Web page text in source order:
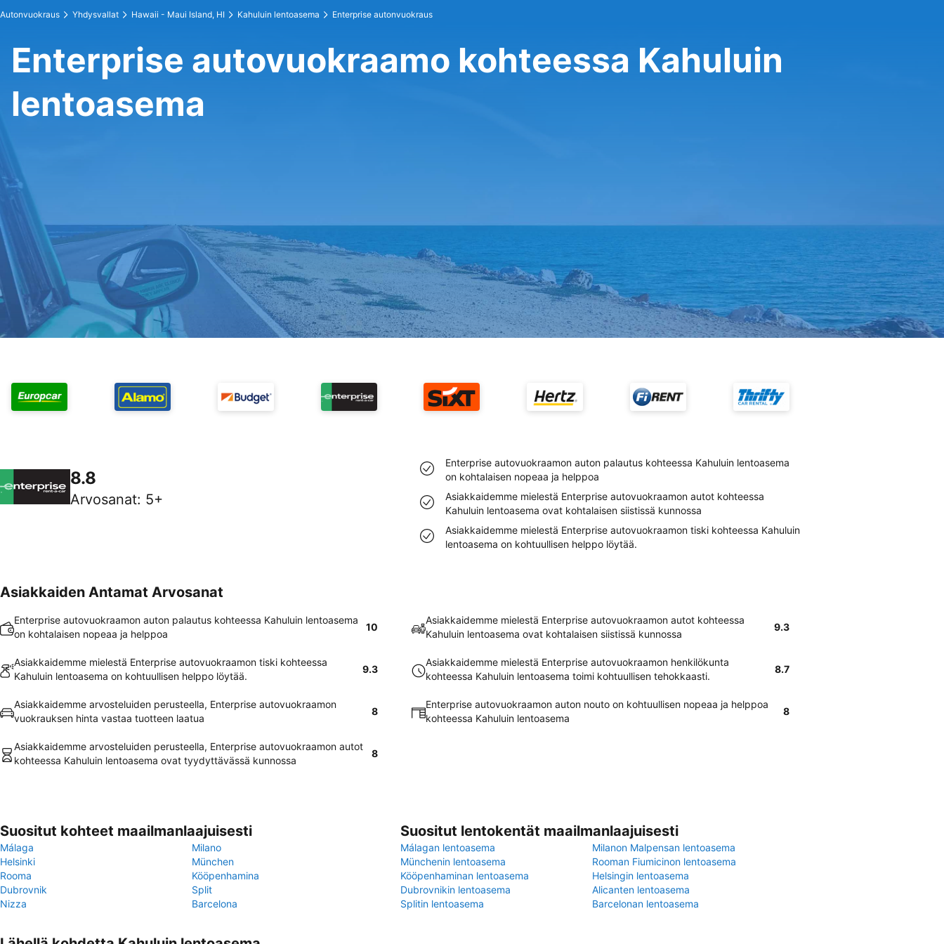
Autonvuokraus Yhdysvallat Hawaii - Maui Island, HI Kahuluin lentoasema Enterprise autonvuokraus
Enterprise autovuokraamo kohteessa Kahuluin
lentoasema
8.8
Arvosanat: 5+
Enterprise autovuokraamon auton palautus kohteessa Kahuluin lentoasema
on kohtalaisen nopeaa ja helppoa
Asiakkaidemme mielestä Enterprise autovuokraamon autot kohteessa
Kahuluin lentoasema ovat kohtalaisen siistissä kunnossa
Asiakkaidemme mielestä Enterprise autovuokraamon tiski kohteessa Kahuluin
lentoasema on kohtuullisen helppo löytää.
Asiakkaiden Antamat Arvosanat
Enterprise autovuokraamon auton palautus kohteessa Kahuluin lentoasema
on kohtalaisen nopeaa ja helppoa
10
Asiakkaidemme mielestä Enterprise autovuokraamon autot kohteessa
Kahuluin lentoasema ovat kohtalaisen siistissä kunnossa
9.3
Asiakkaidemme mielestä Enterprise autovuokraamon tiski kohteessa
Kahuluin lentoasema on kohtuullisen helppo löytää.
9.3
Asiakkaidemme mielestä Enterprise autovuokraamon henkilökunta
kohteessa Kahuluin lentoasema toimi kohtuullisen tehokkaasti.
8.7
Asiakkaidemme arvosteluiden perusteella, Enterprise autovuokraamon
vuokrauksen hinta vastaa tuotteen laatua
8
Enterprise autovuokraamon auton nouto on kohtuullisen nopeaa ja helppoa
kohteessa Kahuluin lentoasema
8
Asiakkaidemme arvosteluiden perusteella, Enterprise autovuokraamon autot
kohteessa Kahuluin lentoasema ovat tyydyttävässä kunnossa
8
Suositut kohteet maailmanlaajuisesti
Málaga
Milano
Helsinki
München
Rooma
Kööpenhamina
Dubrovnik
Split
Nizza
Barcelona
Suositut lentokentät maailmanlaajuisesti
Málagan lentoasema
Milanon Malpensan lentoasema
Münchenin lentoasema
Rooman Fiumicinon lentoasema
Kööpenhaminan lentoasema
Helsingin lentoasema
Dubrovnikin lentoasema
Alicanten lentoasema
Splitin lentoasema
Barcelonan lentoasema